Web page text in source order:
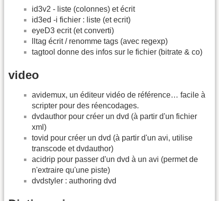
id3v2 - liste (colonnes) et écrit
id3ed -i fichier : liste (et ecrit)
eyeD3 ecrit (et converti)
lltag écrit / renomme tags (avec regexp)
tagtool donne des infos sur le fichier (bitrate & co)
video
avidemux, un éditeur vidéo de référence… facile à
scripter pour des réencodages.
dvdauthor pour créer un dvd (à partir d'un fichier
xml)
tovid pour créer un dvd (à partir d'un avi, utilise
transcode et dvdauthor)
acidrip pour passer d'un dvd à un avi (permet de
n'extraire qu'une piste)
dvdstyler : authoring dvd